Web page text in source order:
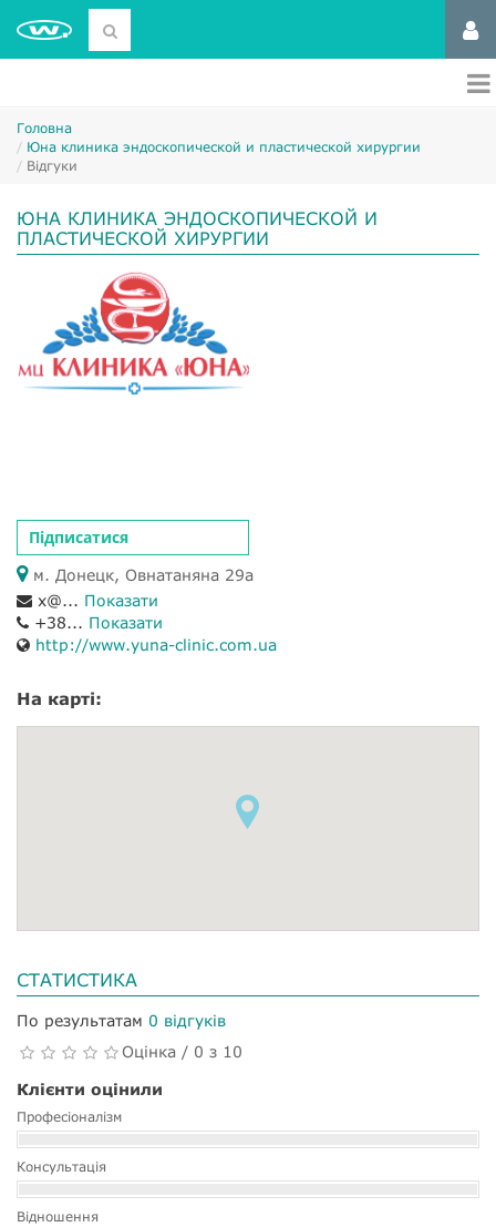
Головна
Юна клиника эндоскопической и пластической хирургии
Відгуки
ЮНА КЛИНИКА ЭНДОСКОПИЧЕСКОЙ И
ПЛАСТИЧЕСКОЙ ХИРУРГИИ
Підписатися
м. Донецк, Овнатаняна 29а
x@... Показати
+38... Показати
http://www.yuna-clinic.com.ua
На карті:
СТАТИСТИКА
По результатам 0 відгуків
Оцінка / 0 з 10
Клієнти оцінили
Професіоналізм
Консультація
Відношення